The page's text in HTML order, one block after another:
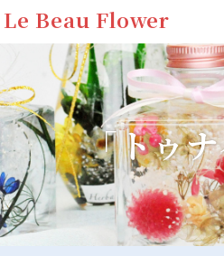
Le Beau Flower
「トゥ